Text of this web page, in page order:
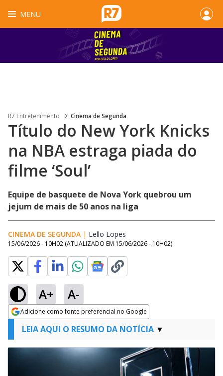
MENU
R7 Entretenimento Cinema de Segunda
Título do New York Knicks
na NBA estraga piada do
filme ‘Soul’
Equipe de basquete de Nova York quebrou um
jejum de mais de 50 anos na liga
CINEMA DE SEGUNDA | Lello Lopes
15/06/2026 - 10H02 (ATUALIZADO EM 15/06/2026 - 10H02)
A+ A-
Adicione como fonte preferencial no Google
Opens in new window
LEIA AQUI O RESUMO DA NOTÍCIA